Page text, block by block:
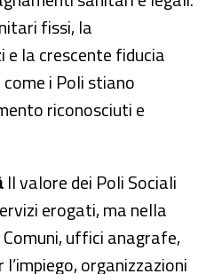
fissi, la
e la crescente fiducia
i Poli stiano
riconosciuti e
Il valore dei Poli Sociali
erogati, ma nella
uffici anagrafe,
organizzazioni